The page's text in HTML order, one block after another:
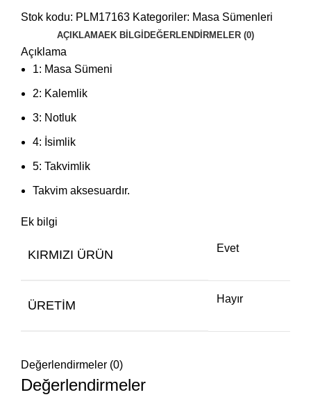
Stok kodu: PLM17163 Kategoriler: Masa Sümenleri
AÇIKLAMAEK BILGI DEĞERLENDIRMELER (0)
Açıklama
1: Masa Sümeni
2: Kalemlik
3: Notluk
4: İsimlik
5: Takvimlik
Takvim aksesuardır.
Ek bilgi
KIRMIZI ÜRÜN Evet
ÜRETIM Hayır
Değerlendirmeler (0)
Değerlendirmeler